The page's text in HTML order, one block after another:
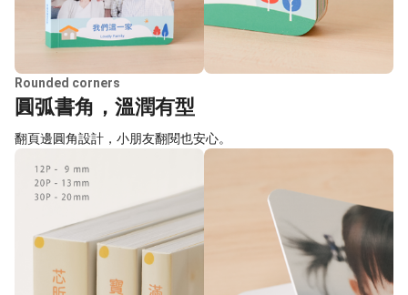
Rounded corners
圓弧書角，溫潤有型
翻頁邊圓角設計，小朋友翻閱也安心。